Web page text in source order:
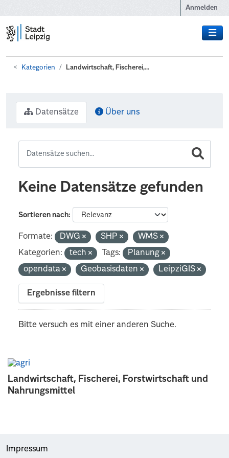
Anmelden
Kategorien Landwirtschaft, Fischerei,...
Landwirtschaft, Fischerei, Forstwirtschaft und
Nahrungsmittel
Datensätze Über uns
Keine Datensätze gefunden
Sortieren nach
Formate: DWG SHP
WMS
Kategorien:
tech Tags:
Planung
opendata
Geobasisdaten LeipziGIS
Ergebnisse filtern
Bitte versuch es mit einer anderen Suche.
Impressum